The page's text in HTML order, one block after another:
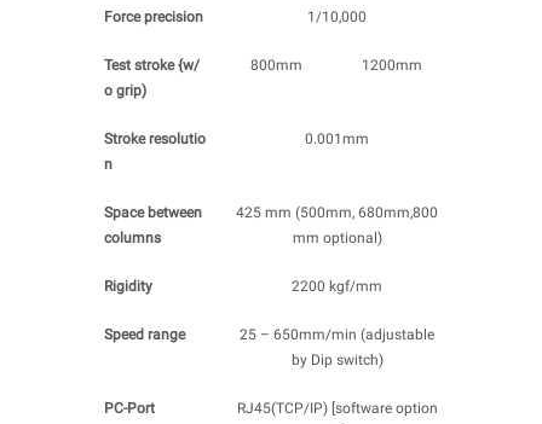
Force precision 1/10,000
Test stroke {w/
o grip)
800mm 1200mm
Stroke resolutio
n
0.001mm
Space between
columns
425 mm (500mm, 680mm,800
mm optional)
Rigidity 2200 kgf/mm
Speed range
25 – 650mm/min (adjustable
by Dip switch)
PC-Port
RJ45(TCP/IP) [software option